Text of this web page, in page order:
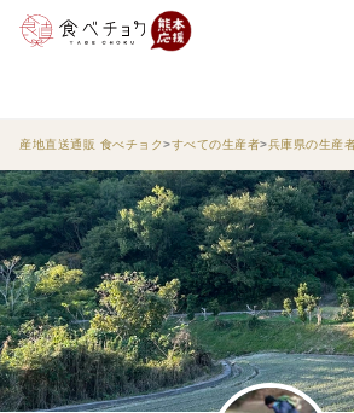
産地直送通販 食べチョク すべての生産者 兵庫県の生産